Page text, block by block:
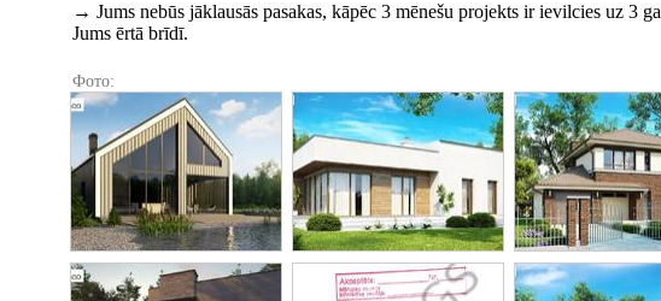
→ Jums nebūs jāklausās pasakas, kāpēc 3 mēnešu projekts ir ievilcies uz 3
Jums ērtā brīdī.
Фото: